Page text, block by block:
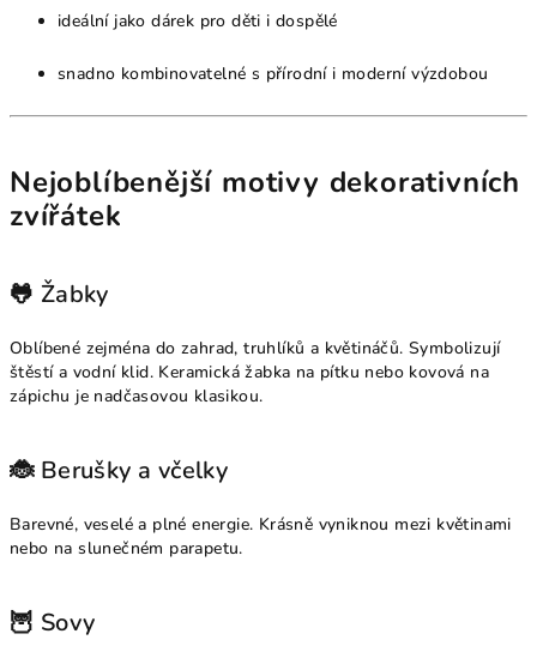
ideální jako dárek pro děti i dospělé
snadno kombinovatelné s přírodní i moderní výzdobou
Nejoblíbenější motivy dekorativních
zvířátek
🐸 Žabky
Oblíbené zejména do zahrad, truhlíků a květináčů. Symbolizují
štěstí a vodní klid. Keramická žabka na pítku nebo kovová na
zápichu je nadčasovou klasikou.
🐞 Berušky a včelky
Barevné, veselé a plné energie. Krásně vyniknou mezi květinami
nebo na slunečném parapetu.
🦉 Sovy